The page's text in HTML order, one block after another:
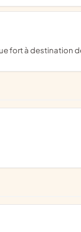
fort à destination